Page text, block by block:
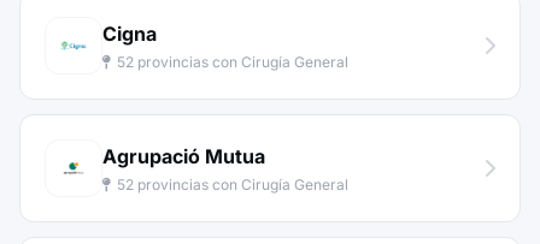
Cigna
52 provincias con Cirugía General
Agrupació Mutua
52 provincias con Cirugía General